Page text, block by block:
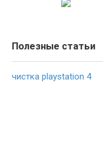
Полезные статьи
чистка playstation 4